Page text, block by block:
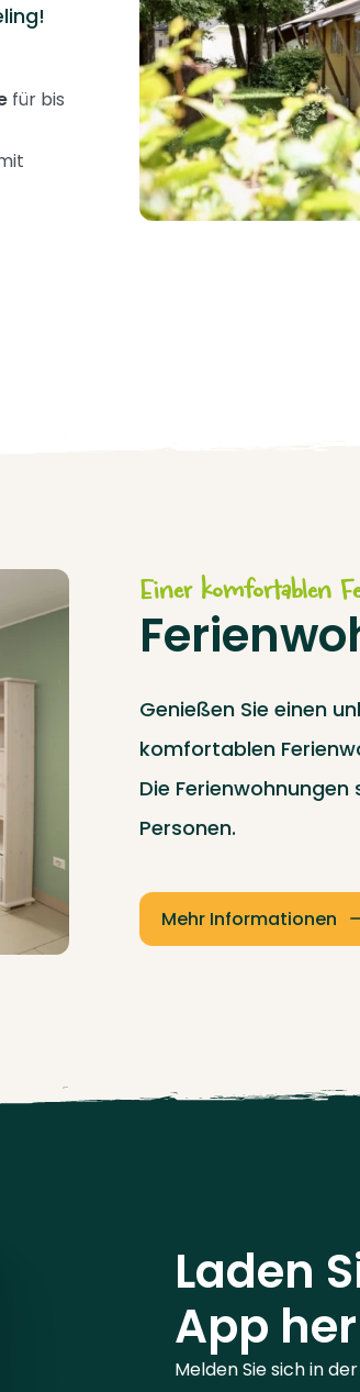
für bis
Einer komfortablen
Genießen Sie einen
komfortablen
Die
Personen.
Mehr Informationen
Laden
App
Melden Sie sich in